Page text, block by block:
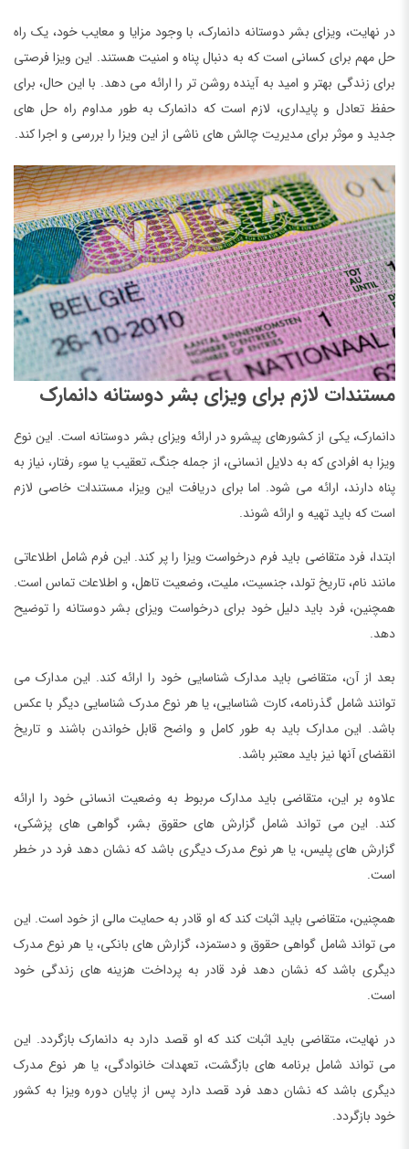
در نهایت، ویزای بشر دوستانه دانمارک، با وجود مزایا و معایب خود، یک راه
حل مهم برای کسانی است که به دنبال پناه و امنیت هستند. این ویزا فرصتی
برای زندگی بهتر و امید به آینده روشن تر را ارائه می دهد. با این حال، برای
حفظ تعادل و پایداری، لازم است که دانمارک به طور مداوم راه حل های
جدید و موثر برای مدیریت چالش های ناشی از این ویزا را بررسی و اجرا کند.
مستندات لازم برای ویزای بشر دوستانه دانمارک
دانمارک، یکی از کشورهای پیشرو در ارائه ویزای بشر دوستانه است. این نوع
ویزا به افرادی که به دلایل انسانی، از جمله جنگ، تعقیب یا سوء رفتار، نیاز به
پناه دارند، ارائه می شود. اما برای دریافت این ویزا، مستندات خاصی لازم
است که باید تهیه و ارائه شوند.
ابتدا، فرد متقاضی باید فرم درخواست ویزا را پر کند. این فرم شامل اطلاعاتی
مانند نام، تاریخ تولد، جنسیت، ملیت، وضعیت تاهل، و اطلاعات تماس است.
همچنین، فرد باید دلیل خود برای درخواست ویزای بشر دوستانه را توضیح
دهد.
بعد از آن، متقاضی باید مدارک شناسایی خود را ارائه کند. این مدارک می
توانند شامل گذرنامه، کارت شناسایی، یا هر نوع مدرک شناسایی دیگر با عکس
باشد. این مدارک باید به طور کامل و واضح قابل خواندن باشند و تاریخ
انقضای آنها نیز باید معتبر باشد.
علاوه بر این، متقاضی باید مدارک مربوط به وضعیت انسانی خود را ارائه
کند. این می تواند شامل گزارش های حقوق بشر، گواهی های پزشکی،
گزارش های پلیس، یا هر نوع مدرک دیگری باشد که نشان دهد فرد در خطر
است.
همچنین، متقاضی باید اثبات کند که او قادر به حمایت مالی از خود است. این
می تواند شامل گواهی حقوق و دستمزد، گزارش های بانکی، یا هر نوع مدرک
دیگری باشد که نشان دهد فرد قادر به پرداخت هزینه های زندگی خود
است.
در نهایت، متقاضی باید اثبات کند که او قصد دارد به دانمارک بازگردد. این
می تواند شامل برنامه های بازگشت، تعهدات خانوادگی، یا هر نوع مدرک
دیگری باشد که نشان دهد فرد قصد دارد پس از پایان دوره ویزا به کشور
خود بازگردد.